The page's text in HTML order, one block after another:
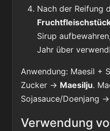
Nach der Reifung
Sirup
Jahr über
Anwendung: Maesil +
Zucker → Maesilju.
Sojasauce/Doenjang →
Verwendung